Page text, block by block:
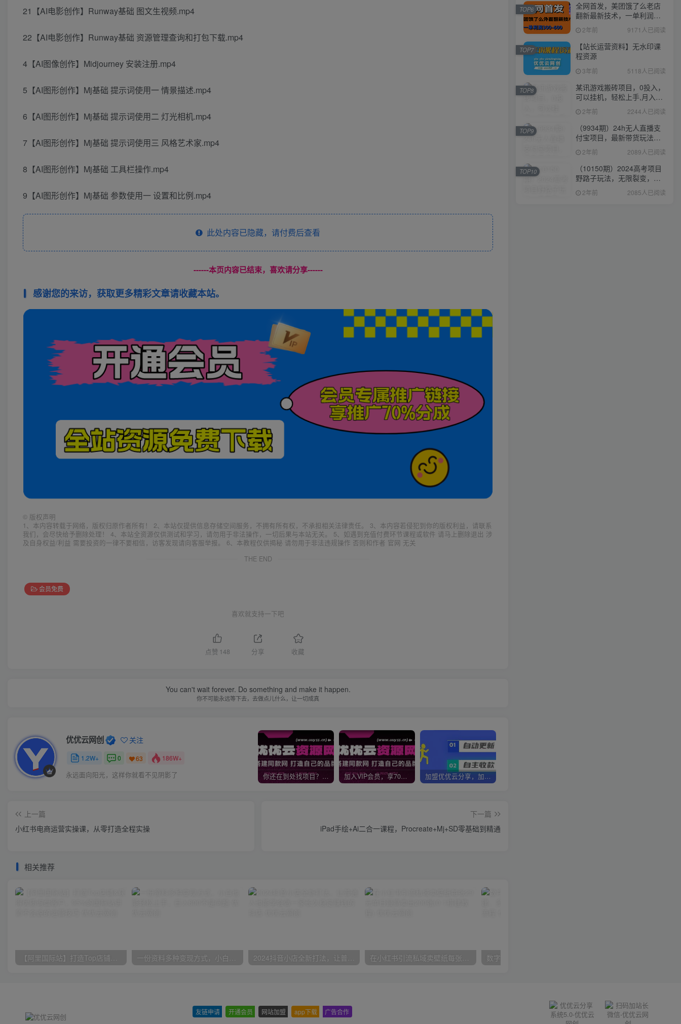
21【AI电影创作】Runway基础 图文生视频.mp4
22【AI电影创作】Runway基础 资源管理查询和打包下载.mp4
4【AI图像创作】Midjourney 安装注册.mp4
5【AI图形创作】Mj基础 提示词使用一 情景描述.mp4
6【AI图形创作】Mj基础 提示词使用二 灯光相机.mp4
7【AI图形创作】Mj基础 提示词使用三 风格艺术家.mp4
8【AI图形创作】Mj基础 工具栏操作.mp4
9【AI图形创作】Mj基础 参数使用一 设置和比例.mp4
此处内容已隐藏，请付费后查看
------本页内容已结束，喜欢请分享------
感谢您的来访，获取更多精彩文章请收藏本站。
© 版权声明
1、本内容转载于网络，版权归原作者所有！ 2、本站仅提供信息存储空间服务，不拥有所有权，不承担相关法律责任。 3、本内容若侵犯到你的版权利益，请联系
我们，会尽快给予删除处理！ 4、本站全资源仅供测试和学习，请勿用于非法操作，一切后果与本站无关。 5、如遇到充值付费环节课程或软件 请马上删除退出 涉
及自身权益/利益 需要投资的一律不要相信，访客发现请向客服举报。 6、本教程仅供揭秘 请勿用于非法违规操作 否则和作者 官网 无关
THE END
会员免费
喜欢就支持一下吧
点赞 148 分享 收藏
You can't wait forever. Do something and make it happen.
你不可能永远等下去，去做点儿什么，让一切成真
优优云网创 关注
1.2W+ 0 63 186W+
永远面向阳光，这样你就看不见阴影了 你还在到处找项目？还在当韭菜？我靠网创资源站一个月收入5万+，曾经我也是个失败者。 加入VIP会员，享70%的推广提成，免费学习多种网上创业课程，菜鸟秒变大神！ 加盟优优云分享，加盟搭建同款知识付费资源网站，实现长期稳定被动收入~
上一篇
小红书电商运营实操课，​从零打造全程实操
下一篇
iPad手绘+Ai二合一课程，​Procreate+Mj+SD零基础到精通
相关推荐
【阿里国际站】打造Top店铺&获得优质询盘客户，​95%的国际站讲师不会说的运营技巧 一份资料多种变现方式，小白也能轻松上手，日入800不是问题 2024抖音小店全新打法，让普通人也能学会做一家长久稳定赚钱的抖店 在小红书引流私域卖壁纸每张29元单日最高卖出200张(0-1搭建教程)
全网首发，美团饿了么老店
翻新最新技术，一单利润
300-600
2年前 9171人已阅读
TOP6
【站长运营资料】无水印课
程资源
3年前 5118人已阅读
TOP7
某讯游戏搬砖项目，0投入，
可以挂机，轻松上手,月入
3000+上不封顶
2年前 2244人已阅读
TOP8
（9934期）24h无人直播支
付宝项目，最新带货玩法，
纯躺赚实测日入500+
2年前 2089人已阅读
TOP9
（10150期）2024高考项目
野路子玩法，无限裂变，最
高一天1W＋！
2年前 2085人已阅读
TOP10
友链申请 开通会员 网站加盟 app下载 广告合作